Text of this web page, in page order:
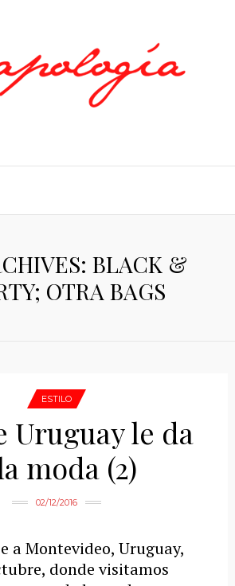
BLACK &
OTRA BAGS
ESTILO
Uruguay le da
moda (2)
02/12/2016
a Montevideo, Uruguay,
donde visitamos